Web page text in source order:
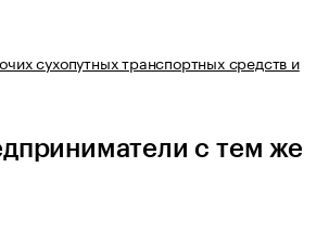
сухопутных транспортных средств и
с тем же